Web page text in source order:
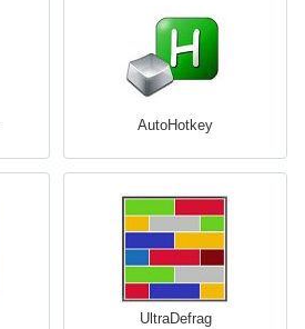
AutoHotkey
UltraDefrag